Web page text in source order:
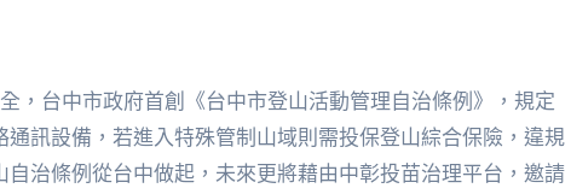
，台中市政府首創《台中市登山活動管理自治條例》，規定
訊設備，若進入特殊管制山域則需投保登山綜合保險，違規
治條例從台中做起，未來更將藉由中彰投苗治理平台，邀請